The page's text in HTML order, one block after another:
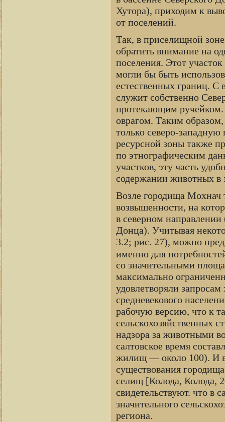
Хутора), приходим к
от поселений.
Так, в приселищной зоне
обратить внимание на
поселения. Этот
могли бы быть
естественных границ. С
служит собственно
протекающим ручейком.
оврагом. Таким
только северо-
ресурсной зоны также
по этнографическим
участков, эту часть
содержании животных в
Возле городища Мохнач
возвышенности, на
в северном направлении
Донца). Учитывая
3.2; рис. 27), можно
именно для
со значительными
максимально
удовлетворяли
средневекового
рабочую версию, что к
сельскохозяйственных
надзора за животными
салтовское время
жилищ — около 100). И
существования
селищ [Колода, Колода,
свидетельствуют. что в
значительного
региона.